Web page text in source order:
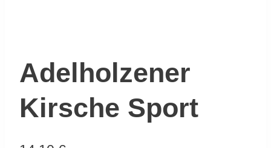
Adelholzener
Kirsche Sport